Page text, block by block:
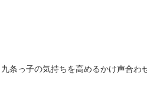
っ子の気持ちを高めるかけ声合わ